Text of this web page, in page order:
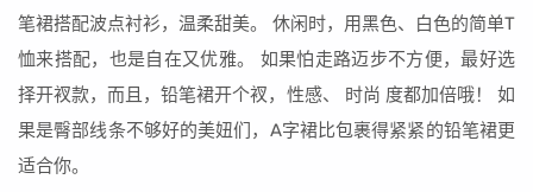
笔裙搭配波点衬衫，温柔甜美。 休闲时，用黑色、白色的简单T
恤来搭配，也是自在又优雅。 如果怕走路迈步不方便，最好选
择开衩款，而且，铅笔裙开个衩，性感、 时尚 度都加倍哦！ 如
果是臀部线条不够好的美妞们，A字裙比包裹得紧紧的铅笔裙更
适合你。